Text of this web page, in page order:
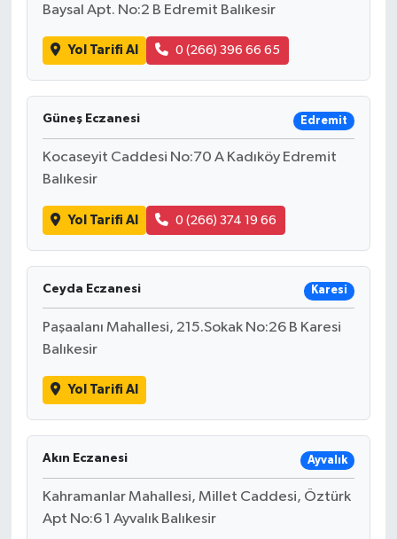
Baysal Apt. No:2 B Edremit Balıkesir
Yol Tarifi Al 0 (266) 396 66 65
Güneş Eczanesi Edremit
Kocaseyit Caddesi No:70 A Kadıköy Edremit
Balıkesir
Yol Tarifi Al 0 (266) 374 19 66
Ceyda Eczanesi Karesi
Paşaalanı Mahallesi, 215.Sokak No:26 B Karesi
Balıkesir
Yol Tarifi Al
Akın Eczanesi Ayvalık
Kahramanlar Mahallesi, Millet Caddesi, Öztürk
Apt No:6 1 Ayvalık Balıkesir